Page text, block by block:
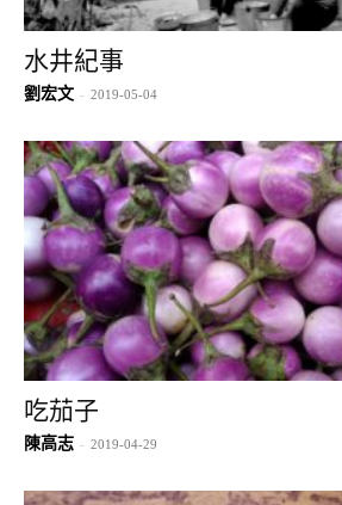
水井紀事
劉宏文 - 2019-05-04
吃茄子
陳高志 - 2019-04-29